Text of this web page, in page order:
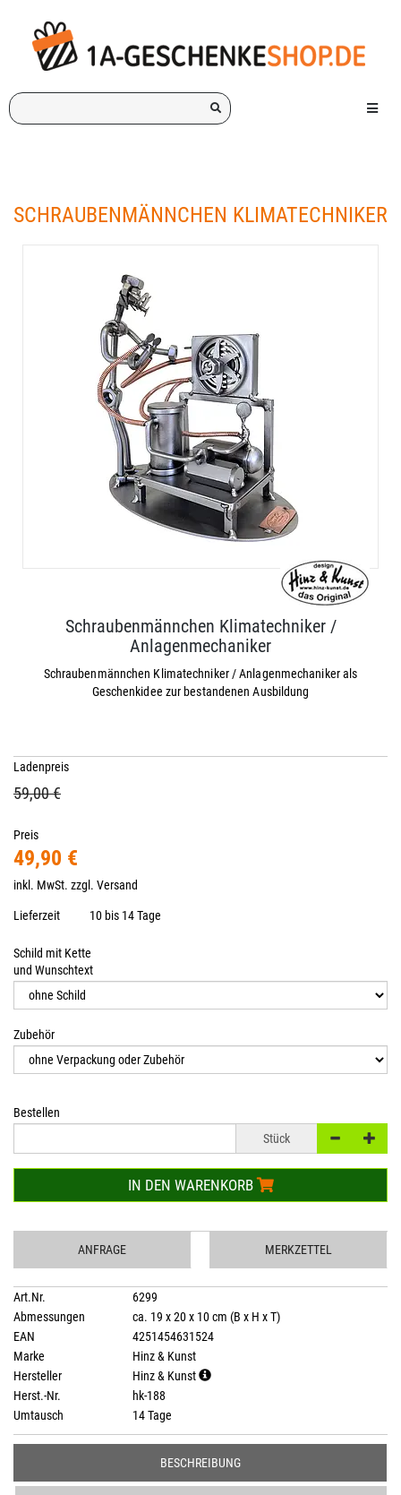
Ich
suche
Menü
SCHRAUBENMÄNNCHEN KLIMATECHNIKER
Schraubenmännchen Klimatechniker /
Anlagenmechaniker
Schraubenmännchen Klimatechniker / Anlagenmechaniker als
Geschenkidee zur bestandenen Ausbildung
Ladenpreis
59,00 €
Preis
49,90 €
inkl. MwSt. zzgl. Versand
Lieferzeit 10 bis 14 Tage
Schild mit Kette
und Wunschtext
Zubehör
Bestellen
Stück
IN DEN WARENKORB
ANFRAGE MERKZETTEL
Art.Nr.
6299
Abmessungen
ca. 19 x 20 x 10 cm (B x H x T)
EAN
4251454631524
Marke
Hinz & Kunst
Hersteller
Hinz & Kunst
Herst.-Nr.
hk-188
Umtausch
14 Tage
BESCHREIBUNG